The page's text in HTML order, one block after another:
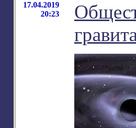
17.04.2019
20:23